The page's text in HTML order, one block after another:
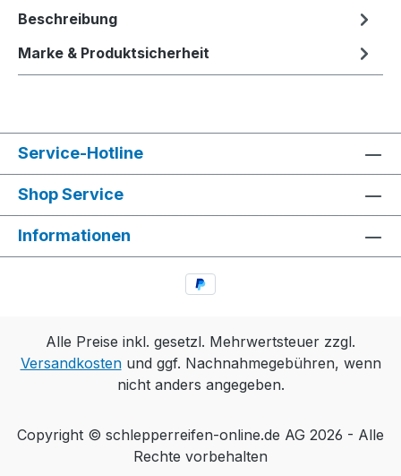
Beschreibung
Marke & Produktsicherheit
Service-Hotline
Shop Service
Informationen
Alle Preise inkl. gesetzl. Mehrwertsteuer zzgl.
Versandkostenund ggf. Nachnahmegebühren, wenn
nicht anders angegeben.
Copyright © schlepperreifen-online.de AG 2026 - Alle
Rechte vorbehalten